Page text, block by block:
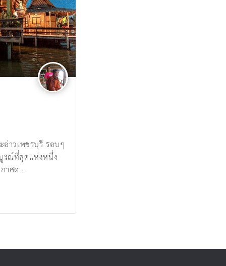
าวเพชรบุรี รอบๆ
รณ์ที่สุดแห่งหนึ่ง
าศด...